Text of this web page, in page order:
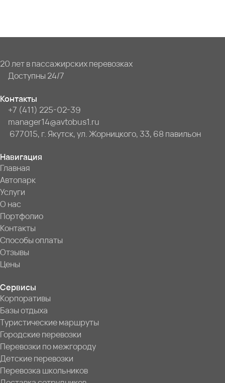
20 лет в пассажирских перевозках
Доступны 24/7
Контакты
+7 (411) 225-02-39
manager14@avtobus1.ru
677015, г. Якутск, ул. Жорницкого, 33, 68 павильон
Навигация
Главная
Автопарк
Услуги
О нас
Портфолио
Контакты
Способы оплаты
Отзывы
Цены
Сервисы
Корпоративы
Базы отдыха
Туристические маршруты
Городские перевозки
Перевозки по межгороду
Детские перевозки
Перевозка школьников